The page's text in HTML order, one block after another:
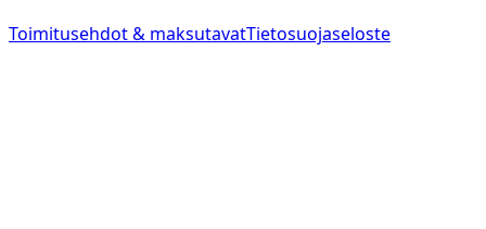
Toimitusehdot & maksutavatTietosuojaseloste